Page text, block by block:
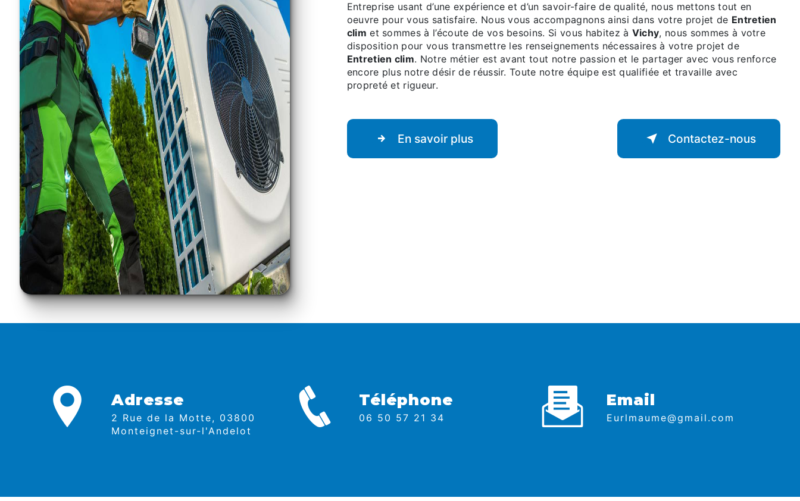
Entreprise usant d’une expérience et d’un savoir-faire de qualité, nous mettons tout en
oeuvre pour vous satisfaire. Nous vous accompagnons ainsi dans votre projet de Entretien
clim et sommes à l’écoute de vos besoins. Si vous habitez à Vichy, nous sommes à votre
disposition pour vous transmettre les renseignements nécessaires à votre projet de
Entretien clim. Notre métier est avant tout notre passion et le partager avec vous renforce
encore plus notre désir de réussir. Toute notre équipe est qualifiée et travaille avec
propreté et rigueur.
En savoir plus Contactez-nous
Adresse
2 Rue de la Motte, 03800
Monteignet-sur-l'Andelot
Téléphone
06 50 57 21 34
Email
eurlmaume@gmail.com